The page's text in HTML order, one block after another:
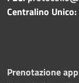
Centralino Unico:
Prenotazione